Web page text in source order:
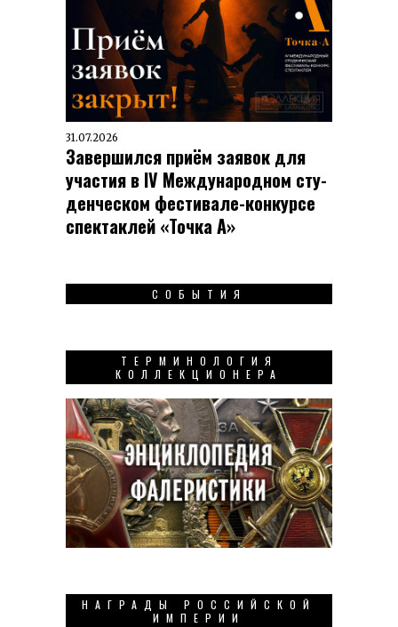
31.07.2026
Завершился приём заявок для
участия в IV Меж­ду­на­род­ном сту­
ден­чес­ком фес­ти­вале-кон­кур­се
спек­таклей «Точка А»
СОБЫТИЯ
ТЕРМИНОЛОГИЯ
КОЛЛЕКЦИОНЕРА
НАГРАДЫ РОССИЙСКОЙ
ИМПЕРИИ